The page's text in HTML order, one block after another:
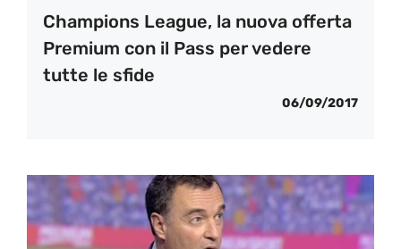
Champions League, la nuova offerta
Premium con il Pass per vedere
tutte le sfide
06/09/2017